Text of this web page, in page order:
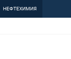
НЕФТЕХИМИЯ